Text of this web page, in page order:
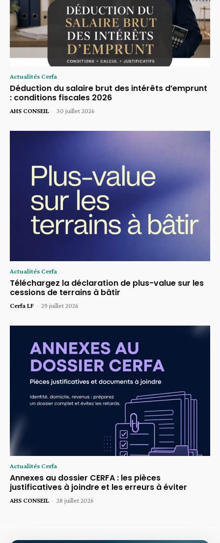
Actualités Cerfa
Déduction du salaire brut des intérêts d’emprunt
: conditions fiscales 2026
AHS CONSEIL - 30 juillet 2026
Actualités Cerfa
Téléchargez la déclaration de plus-value sur les
cessions de terrains à bâtir
Cerfa LF - 29 juillet 2026
Actualités Cerfa
Annexes au dossier CERFA : les pièces
justificatives à joindre et les erreurs à éviter
AHS CONSEIL - 28 juillet 2026